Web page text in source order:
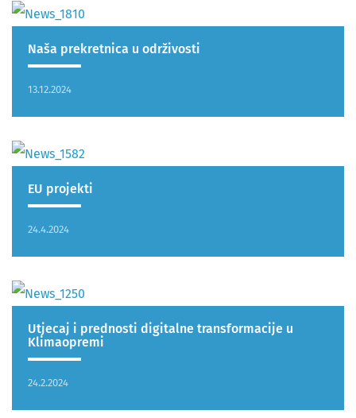
Naša prekretnica u održivosti
13.12.2024
EU projekti
24.4.2024
Utjecaj i prednosti digitalne transformacije u
Klimaopremi
24.2.2024